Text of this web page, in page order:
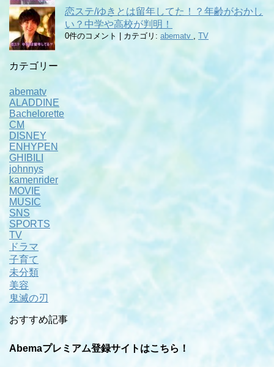
恋ステ/ゆきとは留年してた！？年齢がおかし
い？中学や高校が判明！
0件のコメント カテゴリ: abematv , TV
カテゴリー
abematv
ALADDINE
Bachelorette
CM
DISNEY
ENHYPEN
GHIBILI
johnnys
kamenrider
MOVIE
MUSIC
SNS
SPORTS
TV
ドラマ
子育て
未分類
美容
鬼滅の刃
おすすめ記事
Abemaプレミアム登録サイトはこちら！